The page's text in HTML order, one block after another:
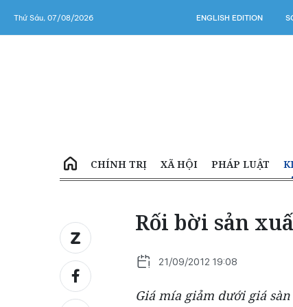
Thứ Sáu, 07/08/2026 ENGLISH EDITION
CHÍNH TRỊ XÃ HỘI PHÁP LUẬT
Rối bời sản
21/09/2012 19:08
Giá mía giảm dưới giá sàn